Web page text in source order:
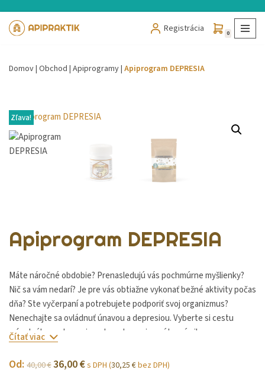
Preskočiť
Registrácia 0
Domov| Obchod | Apiprogramy| Apiprogram DEPRESIA
Zľava!
Apiprogram DEPRESIA
Máte náročné obdobie? Prenasledujú vás pochmúrne myšlienky?
Nič sa vám nedarí? Je pre vás obtiažne vykonať bežné aktivity počas
dňa? Ste vyčerpaní a potrebujete podporiť svoj organizmus?
Nenechajte sa ovládnuť únavou a depresiou. Vyberte si cestu
prírodného uzdravenia a obnovte svoju vnútornú silu s
Čítať viac
Od: 40,00€36,00€s DPH (30,25 €bez DPH)